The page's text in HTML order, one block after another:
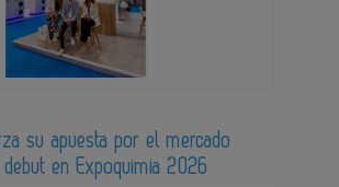
su apuesta por el mercado
en Expoquimia 2026